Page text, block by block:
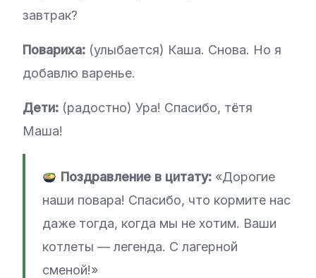
завтрак?
Повариха: (улыбается) Каша. Снова. Но я
добавлю варенье.
Дети: (радостно) Ура! Спасибо, тётя
Маша!
Поздравление в цитату:«Дорогие
наши повара! Спасибо, что кормите нас
даже тогда, когда мы не хотим. Ваши
котлеты — легенда. С лагерной
сменой!»